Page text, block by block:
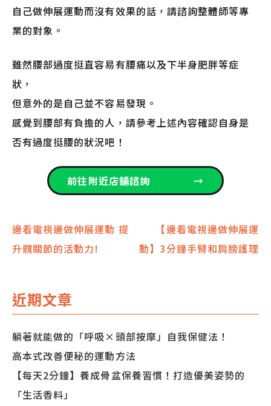
自己做伸展運動而沒有效果的話，請諮詢整體師等專
業的對象。
雖然腰部過度挺直容易有腰痛以及下半身肥胖等症
狀，
但意外的是自己並不容易發現。
感覺到腰部有負擔的人，請參考上述內容確認自身是
否有過度挺腰的狀況吧！
前往附近店舖諮詢 →
文
章
覽
邊看電視邊做伸展運動 提
升髖關節的活動力!
【邊看電視邊做伸展運
動】3分鐘手臂和肩膀護理
近期文章
躺著就能做的「呼吸×頭部按摩」自我保健法！
高本式改善便秘的運動方法
【每天2分鐘】養成骨盆保養習慣！打造優美姿勢的
「生活香料」